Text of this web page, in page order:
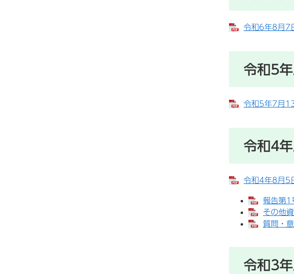
令和6年8月7
令和5
令和5年7月
令和4
令和4年8月5
報告第1
その他
質問・
令和3